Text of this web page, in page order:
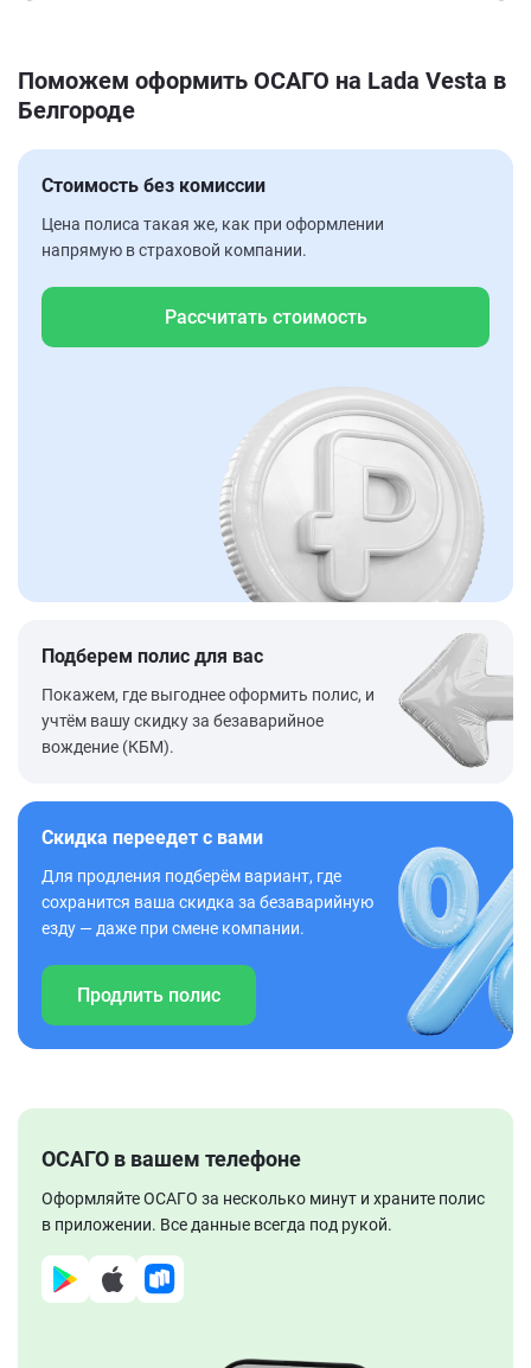
Поможем оформить ОСАГО на Lada Vesta в
Белгороде
Стоимость без комиссии
Цена полиса такая же, как при оформлении
напрямую в страховой компании.
Рассчитать стоимость
Подберем полис для вас
Покажем, где выгоднее оформить полис, и
учтём вашу скидку за безаварийное
вождение (КБМ).
Скидка переедет с вами
Для продления подберём вариант, где
сохранится ваша скидка за безаварийную
езду — даже при смене компании.
Продлить полис
ОСАГО в вашем телефоне
Оформляйте ОСАГО за несколько минут и храните полис
в приложении. Все данные всегда под рукой.